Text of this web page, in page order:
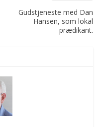
Gudstjeneste med Dan
Hansen, som lokal
prædikant.